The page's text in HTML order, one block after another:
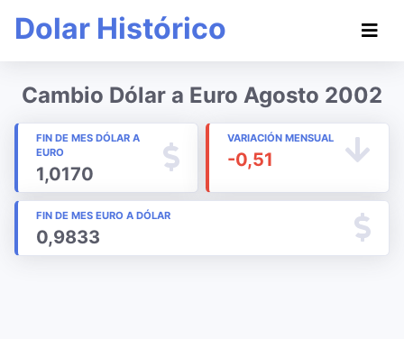
Dolar Histórico
Cambio Dólar a Euro Agosto 2002
FIN DE MES DÓLAR A
EURO
1,0170
VARIACIÓN MENSUAL
-0,51
FIN DE MES EURO A DÓLAR
0,9833